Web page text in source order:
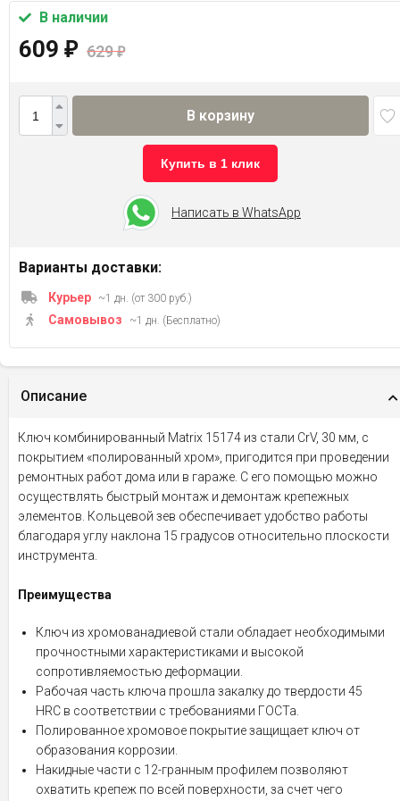
В наличии
609 ₽ 629₽
В корзину
Купить в 1 клик
Написать в WhatsApp
Варианты доставки:
Курьер ~1 дн. (от 300 руб.)
Самовывоз ~1 дн. (Бесплатно)
Описание
Ключ комбинированный Matrix 15174 из стали CrV, 30 мм, с
покрытием «полированный хром», пригодится при проведении
ремонтных работ дома или в гараже. С его помощью можно
осуществлять быстрый монтаж и демонтаж крепежных
элементов. Кольцевой зев обеспечивает удобство работы
благодаря углу наклона 15 градусов относительно плоскости
инструмента.
Преимущества
Ключ из хромованадиевой стали обладает необходимыми
прочностными характеристиками и высокой
сопротивляемостью деформации.
Рабочая часть ключа прошла закалку до твердости 45
HRC в соответствии с требованиями ГОСТа.
Полированное хромовое покрытие защищает ключ от
образования коррозии.
Накидные части с 12-гранным профилем позволяют
охватить крепеж по всей поверхности, за счет чего